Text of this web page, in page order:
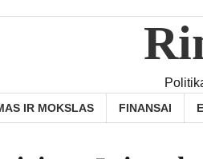
IR MOKSLAS FINANSAI